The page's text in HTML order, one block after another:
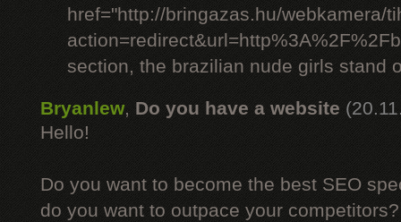
href="http://bringazas.hu/webkamera/
section, the brazilian nude girls stand
Bryanlew, Do you have a website
Hello!
Do you want to become the best SEO
do you want to outpace your competitors?